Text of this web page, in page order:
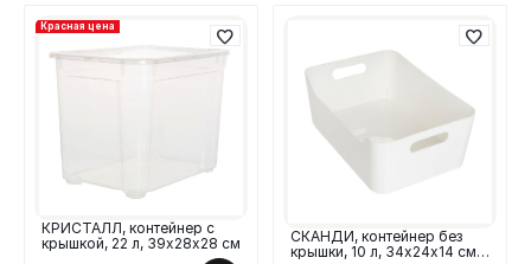
Красная цена
КРИСТАЛЛ, контейнер с
крышкой, 22 л, 39х28х28 см
СКАНДИ, контейнер без
крышки, 10 л, 34х24х14 см,